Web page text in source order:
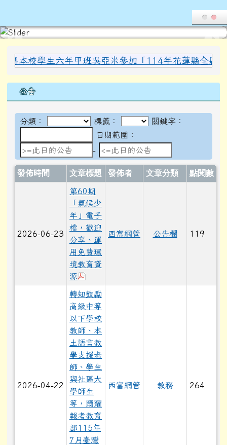
花蓮縣光復鄉西富國民小學全球資
上中區域內容
校學生六年甲班吳亞米參加「114年花蓮縣全縣暨社
公告
分類： 標籤：
關鍵字：
日期範圍：
-
日期範圍：
發佈時間 文章標題 發佈者 文章分類 點閱數
2026-06-23
第60期
「氣候少
年」電子
檔，歡迎
分享、運
用免費環
境教育資
源
西富網管 公告欄 119
2026-04-22
轉知鼓勵
高級中等
以下學校
教師、本
土語言教
學支援老
師、學生
與社區大
學師生
等，踴躍
報考教育
部115年
7月臺灣
西富網管 教務 264
頁尾區域